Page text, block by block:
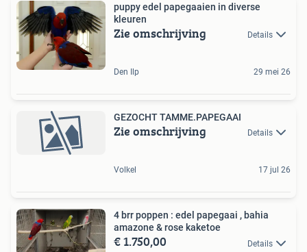
puppy edel papegaaien in diverse
kleuren
Zie omschrijving Details
Den Ilp 29 mei 26
GEZOCHT TAMME.PAPEGAAI
Zie omschrijving Details
Volkel 17 jul 26
4 brr poppen : edel papegaai , bahia
amazone & rose kaketoe
€ 1.750,00 Details